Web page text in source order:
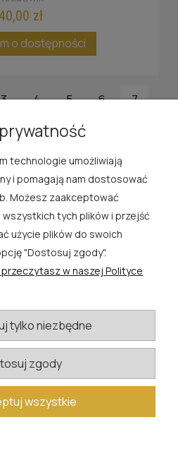
zł
o dostępności
3 4 5 6
7
»
ĆWIK
SKLEP
BLOGU
o kontakt
technologie umożliwiają
i pomagają nam dostosować
Możesz zaakceptować
tych plików i przejść
użycie plików do swoich
"Dostosuj zgody".
w naszej Polityce
tylko niezbędne
zgody
wszystkie